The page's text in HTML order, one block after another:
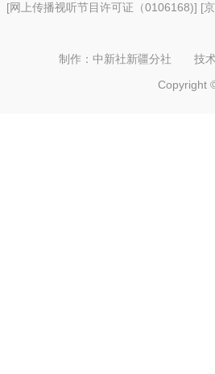
[网上传播视听节目许可证（0106168)] [
制作：中新社新疆分社 技
Copyright